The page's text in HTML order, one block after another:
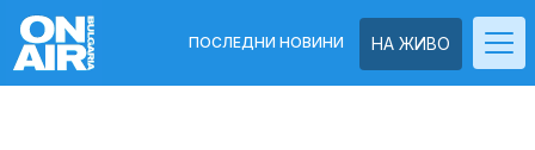
НА ЖИВО
ПОСЛЕДНИ НОВИНИ